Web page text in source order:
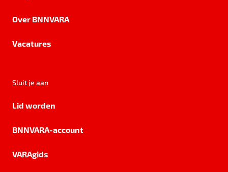
Over BNNVARA
Vacatures
Sluit je aan
Lid worden
BNNVARA-account
VARAgids